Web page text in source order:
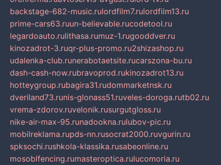
backstage-682-music.rulordfilm7.rulordfilm13.ru
prime-cars63.ruun-believable.rucodetool.ru
legardoauto.rulithasa.rumuz-1.rugooddver.ru
kinozadrot-3.ruqr-plus-promo.ru2shizashop.ru
udalenka-club.runerabotaetsite.rucarszona-bu.ru
dash-cash-now.rubravoprod.rukinozadrot13.ru
hotteygroup.rubagira31.rudommarketnsk.ru
dveriland73.runis-glonass51.ruveles-doroga.rutb02.ru
vrema-zdorov.ruvelonik.rusurgutgloss.ru
nike-air-max-95.runadookna.rulubov-pic.ru
mobilreklama.rupds-nn.rusocrat2000.ruvgurin.ru
spksochi.rushkola-klassika.rusabeonline.ru
mosoblfencing.rumasteroptica.rulucomoria.ru